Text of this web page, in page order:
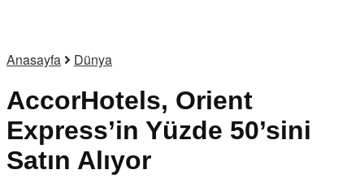
Anasayfa Dünya
AccorHotels, Orient
Express’in Yüzde 50’sini
Satın Alıyor